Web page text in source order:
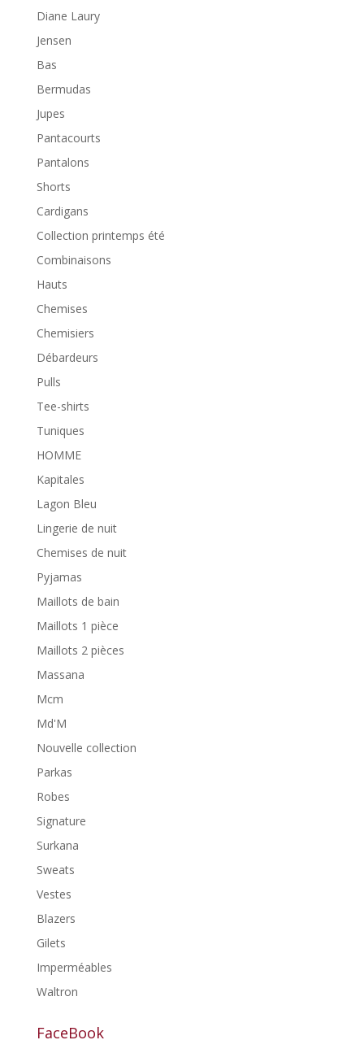
Diane Laury
Jensen
Bas
Bermudas
Jupes
Pantacourts
Pantalons
Shorts
Cardigans
Collection printemps été
Combinaisons
Hauts
Chemises
Chemisiers
Débardeurs
Pulls
Tee-shirts
Tuniques
HOMME
Kapitales
Lagon Bleu
Lingerie de nuit
Chemises de nuit
Pyjamas
Maillots de bain
Maillots 1 pièce
Maillots 2 pièces
Massana
Mcm
Md'M
Nouvelle collection
Parkas
Robes
Signature
Surkana
Sweats
Vestes
Blazers
Gilets
Imperméables
Waltron
FaceBook